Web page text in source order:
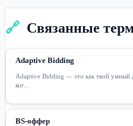
🔗 Связанные
Adaptive Bidding
Adaptive Bidding — это как твой умный
ког...
BS-оффер